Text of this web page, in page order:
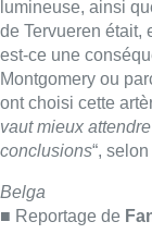
Eclipse
trouver